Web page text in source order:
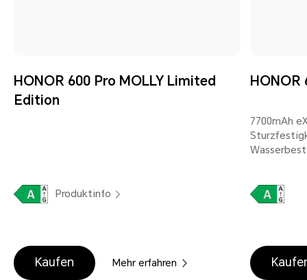
HONOR 600 Pro MOLLY Limited
Edition
Produktinfo
Kaufen Mehr erfahren
HONOR
7700mAh